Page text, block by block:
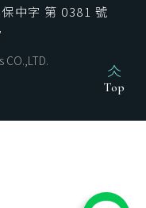
中字 第 0381 號
Top